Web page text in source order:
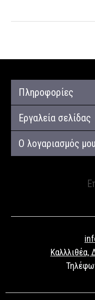
Πληροφορίες
Εργαλεία σελίδας
Ο λογαριασμός μου
Καλλλιθέα,